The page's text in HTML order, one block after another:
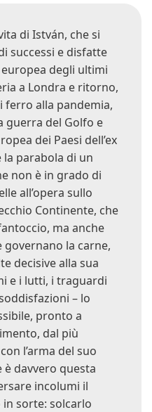
di István, che si
successi e disfatte
degli ultimi
a Londra e ritorno,
ferro alla pandemia,
guerra del Golfo e
dei Paesi dell’ex
la parabola di un
non è in grado di
all’opera sullo
Continente, che
ma anche
governano la carne,
decisive alla sua
e i lutti, i traguardi
– lo
pronto a
dal più
l’arma del suo
è davvero questa
incolumi il
in sorte: solcarlo